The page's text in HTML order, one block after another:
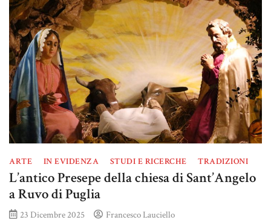
ARTE IN EVIDENZA STUDI E RICERCHE TRADIZIONI
L’antico Presepe della chiesa di Sant’Angelo
a Ruvo di Puglia
23 Dicembre 2025 Francesco Lauciello